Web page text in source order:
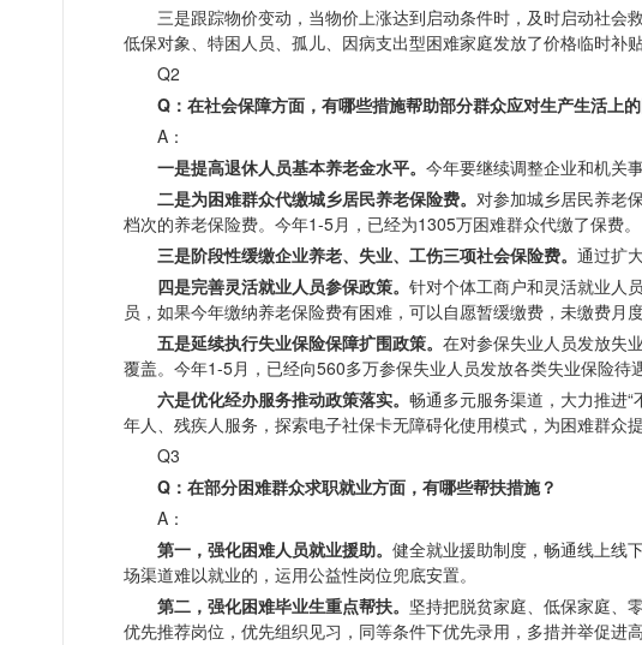
三是跟踪物价变动，当物价上涨达到启动条件时，及时启动社会
低保对象、特困人员、孤儿、因病支出型困难家庭发放了价格临时补贴
Q2
Q：在社会保障方面，有哪些措施帮助部分群众应对生产生活上
A：
一是提高退休人员基本养老金水平。 今年要继续调整企业和机关
二是为困难群众代缴城乡居民养老保险费。 对参加城乡居民养老
档次的养老保险费。今年1-5月，已经为1305万困难群众代缴了保费。
三是阶段性缓缴企业养老、失业、工伤三项社会保险费。 通过扩
四是完善灵活就业人员参保政策。 针对个体工商户和灵活就业人
员，如果今年缴纳养老保险费有困难，可以自愿暂缓缴费，未缴费月
五是延续执行失业保险保障扩围政策。 在对参保失业人员发放失
覆盖。今年1-5月，已经向560多万参保失业人员发放各类失业保险待
六是优化经办服务推动政策落实。 畅通多元服务渠道，大力推进“
年人、残疾人服务，探索电子社保卡无障碍化使用模式，为困难群众
Q3
Q：在部分困难群众求职就业方面，有哪些帮扶措施？
A：
第一，强化困难人员就业援助。 健全就业援助制度，畅通线上线
场渠道难以就业的，运用公益性岗位兜底安置。
第二，强化困难毕业生重点帮扶。 坚持把脱贫家庭、低保家庭、
优先推荐岗位，优先组织见习，同等条件下优先录用，多措并举促进